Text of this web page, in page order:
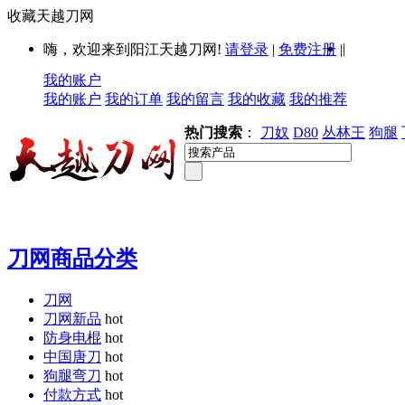
收藏天越刀网
嗨，欢迎来到阳江天越刀网! 请登录 | 免费注册 ||
我的账户
我的账户 我的订单 我的留言 我的收藏 我的推荐
热门搜索 ： 刀奴 D80 丛林王 狗腿
刀网商品分类
刀网
刀网新品 hot
防身电棍 hot
中国唐刀 hot
狗腿弯刀 hot
付款方式 hot